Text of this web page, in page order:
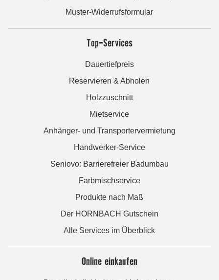
Muster-Widerrufsformular
Top-Services
Dauertiefpreis
Reservieren & Abholen
Holzzuschnitt
Mietservice
Anhänger- und Transportervermietung
Handwerker-Service
Seniovo: Barrierefreier Badumbau
Farbmischservice
Produkte nach Maß
Der HORNBACH Gutschein
Alle Services im Überblick
Online einkaufen